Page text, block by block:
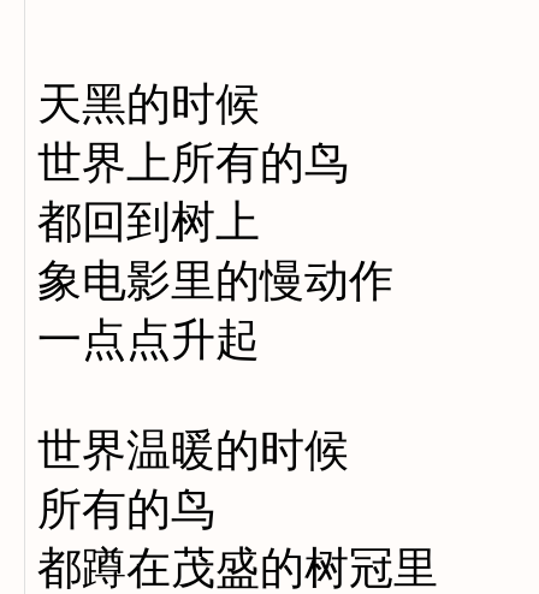
天黑的时候
世界上所有的鸟
都回到树上
象电影里的慢动作
一点点升起
世界温暖的时候
所有的鸟
都蹲在茂盛的树冠里